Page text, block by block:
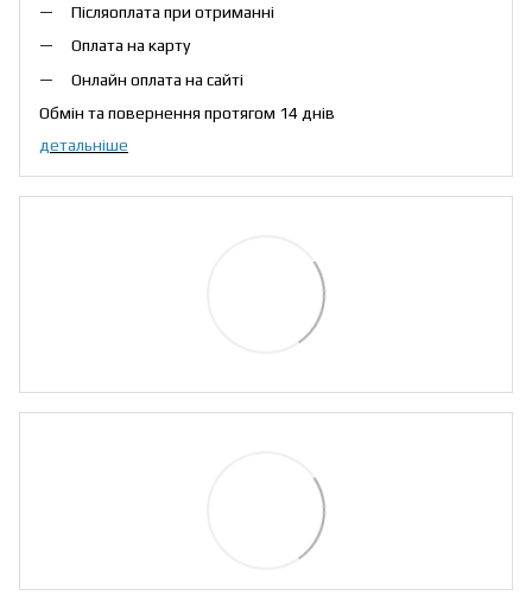
Післяоплата при отриманні
Оплата на карту
Онлайн оплата на сайті
Обмін та повернення протягом 14 днів
детальніше